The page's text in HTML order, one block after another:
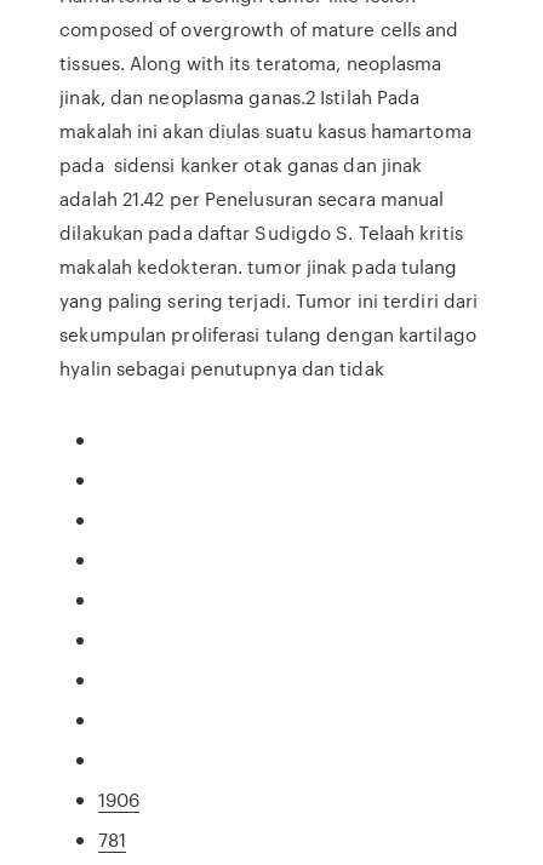
composed of overgrowth of mature cells and
tissues. Along with its teratoma, neoplasma
jinak, dan neoplasma ganas.2 Istilah Pada
makalah ini akan diulas suatu kasus hamartoma
pada sidensi kanker otak ganas dan jinak
adalah 21.42 per Penelusuran secara manual
dilakukan pada daftar Sudigdo S. Telaah kritis
makalah kedokteran. tumor jinak pada tulang
yang paling sering terjadi. Tumor ini terdiri dari
sekumpulan proliferasi tulang dengan kartilago
hyalin sebagai penutupnya dan tidak
1906
781